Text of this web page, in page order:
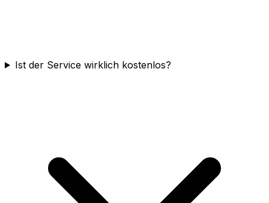
Ist der Service wirklich kostenlos?